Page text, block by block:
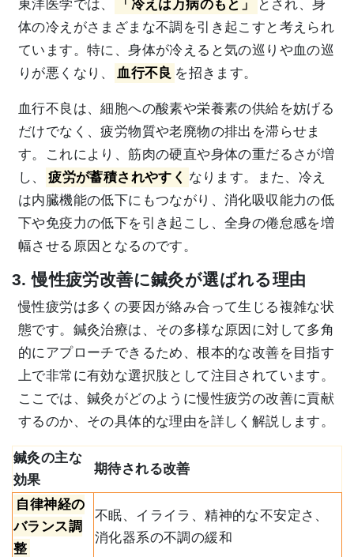
東洋医学では、 「冷えは万病のもと」
とされ、身
体の冷えがさまざまな不調を引き起こすと考えられ
ています。特に、身体が冷えると気の巡りや血の巡
りが悪くなり、
血行不良 を招きます。
血行不良は、細胞への酸素や栄養素の供給を妨げる
だけでなく、疲労物質や老廃物の排出を滞らせま
す。これにより、筋肉の硬直や身体の重だるさが増
し、
疲労が蓄積されやすく なります。また、冷え
は内臓機能の低下にもつながり、消化吸収能力の低
下や免疫力の低下を引き起こし、全身の倦怠感を増
幅させる原因となるのです。
3. 慢性疲労改善に鍼灸が選ばれる理由
慢性疲労は多くの要因が絡み合って生じる複雑な状
態です。鍼灸治療は、その多様な原因に対して多角
的にアプローチできるため、根本的な改善を目指す
上で非常に有効な選択肢として注目されています。
ここでは、鍼灸がどのように慢性疲労の改善に貢献
するのか、その具体的な理由を詳しく解説します。
鍼灸の主な
効果
期待される改善
自律神経の
バランス調
整
不眠、イライラ、精神的な不安定さ、
消化器系の不調の緩和